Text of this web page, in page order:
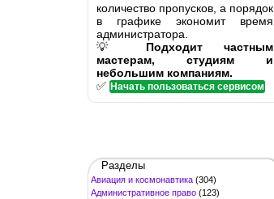
количество пропусков, а порядок
в графике экономит время
администратора.
💡 Подходит частным
мастерам, студиям и
небольшим компаниям.
✅ Начать пользоваться сервисом
Разделы
Авиация и космонавтика (304)
Административное право (123)